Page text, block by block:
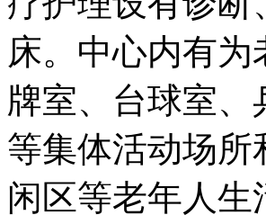
床。中心内有
牌室、台球室
等集体活动场
闲区等老年人生